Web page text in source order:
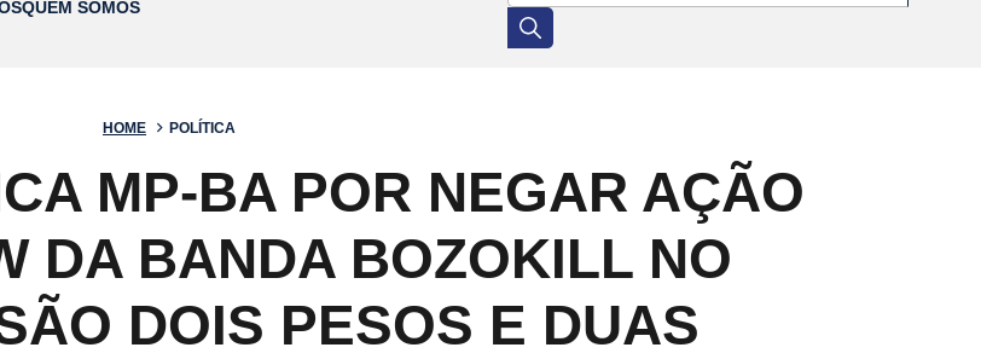
QUEM SOMOS
HOME POLÍTICA
MP-BA POR NEGAR AÇÃO
DA BANDA BOZOKILL NO
DOIS PESOS E DUAS